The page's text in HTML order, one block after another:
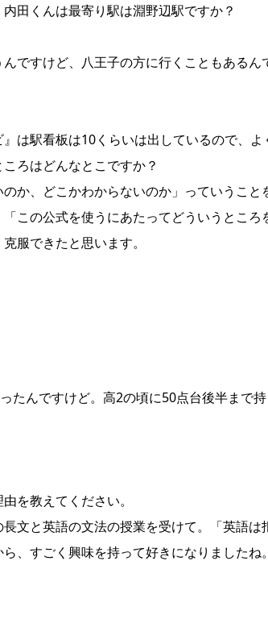
田くんは最寄り駅は淵野辺駅ですか？
ですけど、八王子の方に行くこともあるん
は駅看板は10くらいは出しているので、よ
ろはどんなとこですか？
か、どこかわからないのか」っていうこと
この公式を使うにあたってどういうところ
服できたと思います。
たんですけど。高2の頃に50点台後半まで
を教えてください。
文と英語の文法の授業を受けて。「英語は
、すごく興味を持って好きになりましたね